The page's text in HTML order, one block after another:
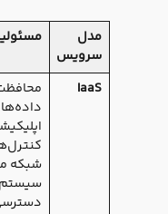
مدل
سرویس
IaaS
شبکه